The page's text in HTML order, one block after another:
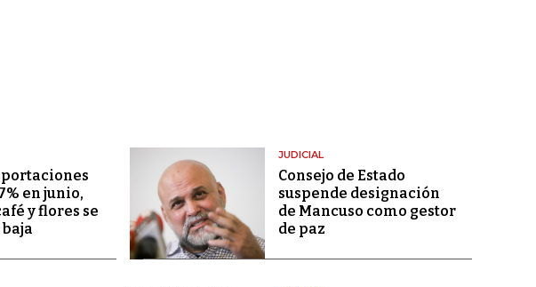
en junio,
y flores se
JUDICIAL
Consejo de Estado
suspende designación
de Mancuso como gestor
de paz